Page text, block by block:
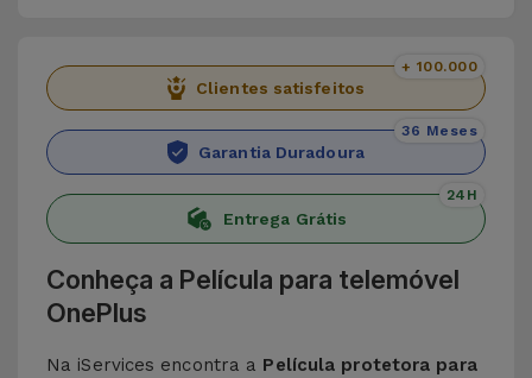
Clientes satisfeitos
+ 100.000
Garantia Duradoura
36 Meses
Entrega Grátis
24H
Conheça a Película para telemóvel
OnePlus
Na iServices encontra a Película protetora para